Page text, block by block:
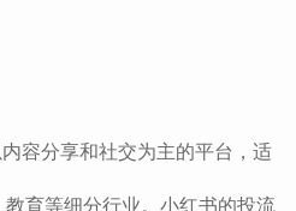
容分享和社交为主的平台，适
育等细分行业。小红书的投流